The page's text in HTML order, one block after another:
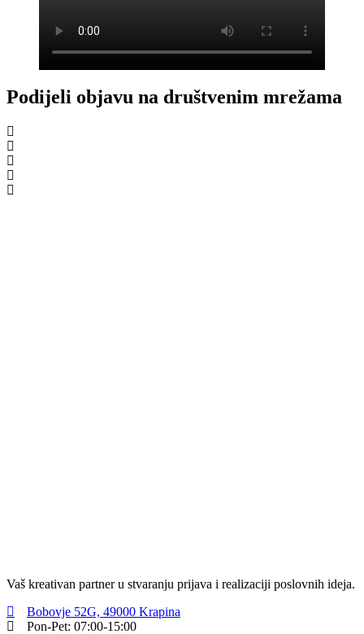
Podijeli objavu na društvenim mrežama
Vaš kreativan partner u stvaranju prijava i realizaciji poslovnih ideja.
Bobovje 52G, 49000 Krapina
Pon-Pet: 07:00-15:00